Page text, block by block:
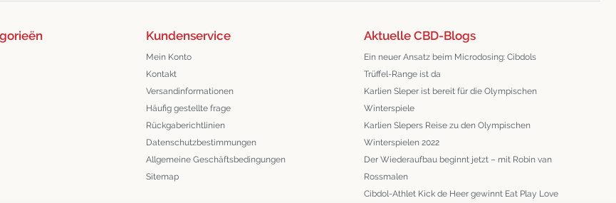
Kundenservice
Mein Konto
Kontakt
Versandinformationen
Häufig gestellte frage
Rückgaberichtlinien
Datenschutzbestimmungen
Allgemeine Geschäftsbedingungen
Sitemap
Aktuelle CBD-Blogs
Ein neuer Ansatz beim Microdosing: Cibdols
Trüffel-Range ist da
Karlien Sleper ist bereit für die Olympischen
Winterspiele
Karlien Slepers Reise zu den Olympischen
Winterspielen 2022
Der Wiederaufbau beginnt jetzt – mit Robin van
Rossmalen
Cibdol-Athlet Kick de Heer gewinnt Eat Play Love